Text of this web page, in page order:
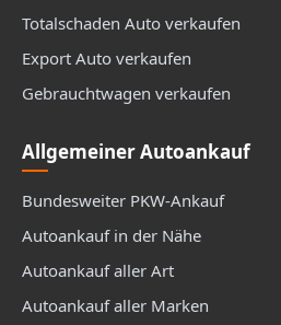
Totalschaden Auto verkaufen
Export Auto verkaufen
Gebrauchtwagen verkaufen
Allgemeiner Autoankauf
Bundesweiter PKW-Ankauf
Autoankauf in der Nähe
Autoankauf aller Art
Autoankauf aller Marken